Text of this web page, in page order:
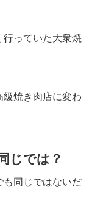
っていた大衆焼
級焼き肉店に変わ
じでは？
も同じではないだ